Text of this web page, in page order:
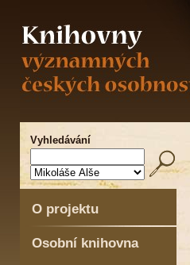
Vyhledávání
O projektu
Osobní knihovna